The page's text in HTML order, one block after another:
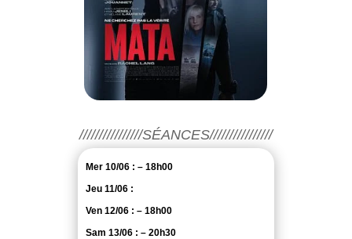
////////////////SÉANCES////////////////
Mer 10/06 : – 18h00
Jeu 11/06 :
Ven 12/06 : – 18h00
Sam 13/06 : – 20h30